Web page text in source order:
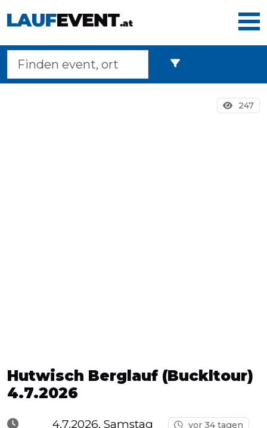
Home
Wien
Hutwisch Berglauf (Buckltour)
4.7.2026
247
4.7.2026, Samstag vor 34 tagen